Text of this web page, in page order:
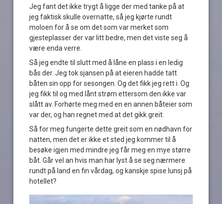
Jeg fant det ikke trygt å ligge der med tanke på at
jeg faktisk skulle overnatte, så jeg kjørte rundt
moloen for å se om det som var merket som
gjesteplasser der var litt bedre, men det viste seg å
være enda verre.
Så jeg endte til slutt med å låne en plass i en ledig
bås der. Jeg tok sjansen på at eieren hadde tatt
båten sin opp for sesongen. Og det fikk jeg rett i. Og
jeg fikk til og med lånt strøm ettersom den ikke var
slått av. Forhørte meg med en en annen båteier som
var der, og han regnet med at det gikk greit.
Så for meg fungerte dette greit som en nødhavn for
natten, men det er ikke et sted jeg kommer til å
besøke igjen med mindre jeg får meg en mye større
båt. Går vel an hvis man har lyst å se seg nærmere
rundt på land en fin vårdag, og kanskje spise lunsj på
hotellet?